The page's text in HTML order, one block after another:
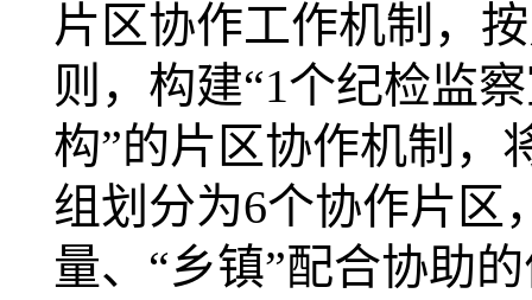
片区协作工作机制，
则，构建“1个纪检监
构”的片区协作机制，
组划分为6个协作片区
量、“乡镇”配合协助